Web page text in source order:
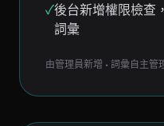
✓後台新增權限檢查
詞彙
由管理員新增 • 詞彙自主管